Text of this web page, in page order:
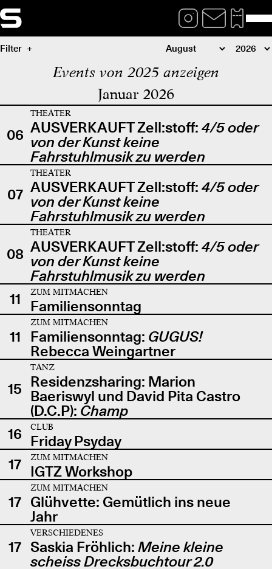
Filter
Events von 2025 anzeigen
Januar 2026
06
THEATER
AUSVERKAUFT Zell:stoff: 4/5 oder
von der Kunst keine
Fahrstuhlmusik zu werden
07
THEATER
AUSVERKAUFT Zell:stoff: 4/5 oder
von der Kunst keine
Fahrstuhlmusik zu werden
08
THEATER
AUSVERKAUFT Zell:stoff: 4/5 oder
von der Kunst keine
Fahrstuhlmusik zu werden
11
ZUM MITMACHEN
Familiensonntag
11
ZUM MITMACHEN
Familiensonntag: GUGUS!
Rebecca Weingartner
15
TANZ
Residenzsharing: Marion
Baeriswyl und David Pita Castro
(D.C.P): Champ
16
CLUB
Friday Psyday
17
ZUM MITMACHEN
IGTZ Workshop
17
ZUM MITMACHEN
Glühvette: Gemütlich ins neue
Jahr
17
VERSCHIEDENES
Saskia Fröhlich: Meine kleine
scheiss Drecksbuchtour 2.0